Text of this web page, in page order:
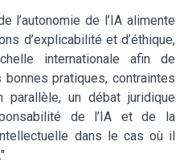
l’autonomie de l’IA alimente
d’explicabilité et d’éthique,
internationale afin de
pratiques, contraintes
parallèle, un débat juridique
de l’IA et de la
dans le cas où il